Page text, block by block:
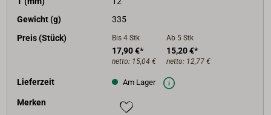
Gewicht (g)
335
Preis (Stück)
Bis 4 Stk
17,90 €*
netto: 15,04 €
Ab 5 Stk
15,20 €*
netto: 12,77 €
Lieferzeit Am Lager
Merken